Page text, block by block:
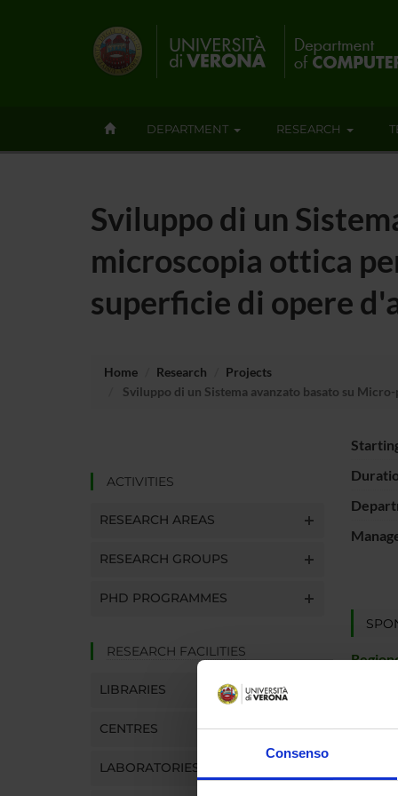
Consenso
DEPARTMENT RESEARCH
Sviluppo di un
microscopia ottica
superficie di opere
Home Research
Projects
Sviluppo di un Sistema avanzato basato su
ACTIVITIES
RESEARCH AREAS
RESEARCH GROUPS
PHD PROGRAMMES
RESEARCH FACILITIES
LIBRARIES
CENTRES
LABORATORIES